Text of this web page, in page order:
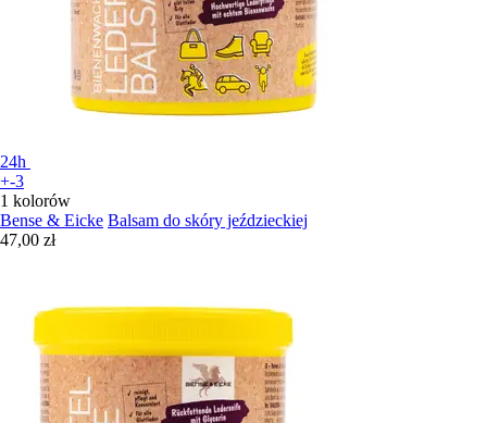
24h
+-3
1 kolorów
Bense & Eicke Balsam do skóry jeździeckiej
47,00 zł